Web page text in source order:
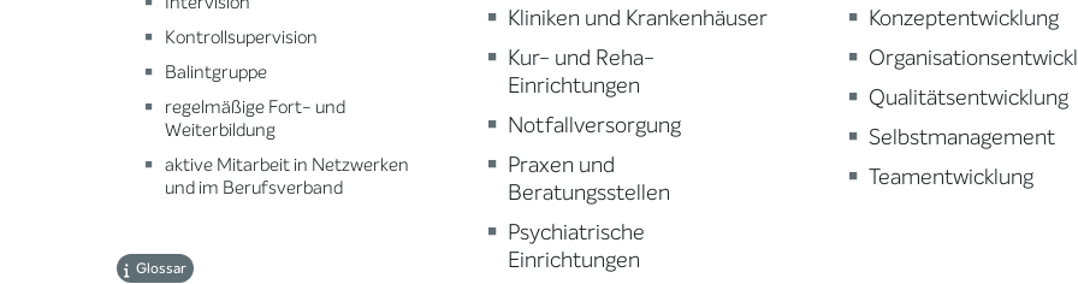
Kontrollsupervision
Balintgruppe
regelmäßige Fort- und
Weiterbildung
aktive Mitarbeit in Netzwerken
und im Berufsverband
Glossar
Kliniken und Krankenhäuser
Kur- und Reha-
Einrichtungen
Notfallversorgung
Praxen und
Beratungsstellen
Psychiatrische
Einrichtungen
Konzeptentwicklung
Qualitätsentwicklung
Selbstmanagement
Teamentwicklung